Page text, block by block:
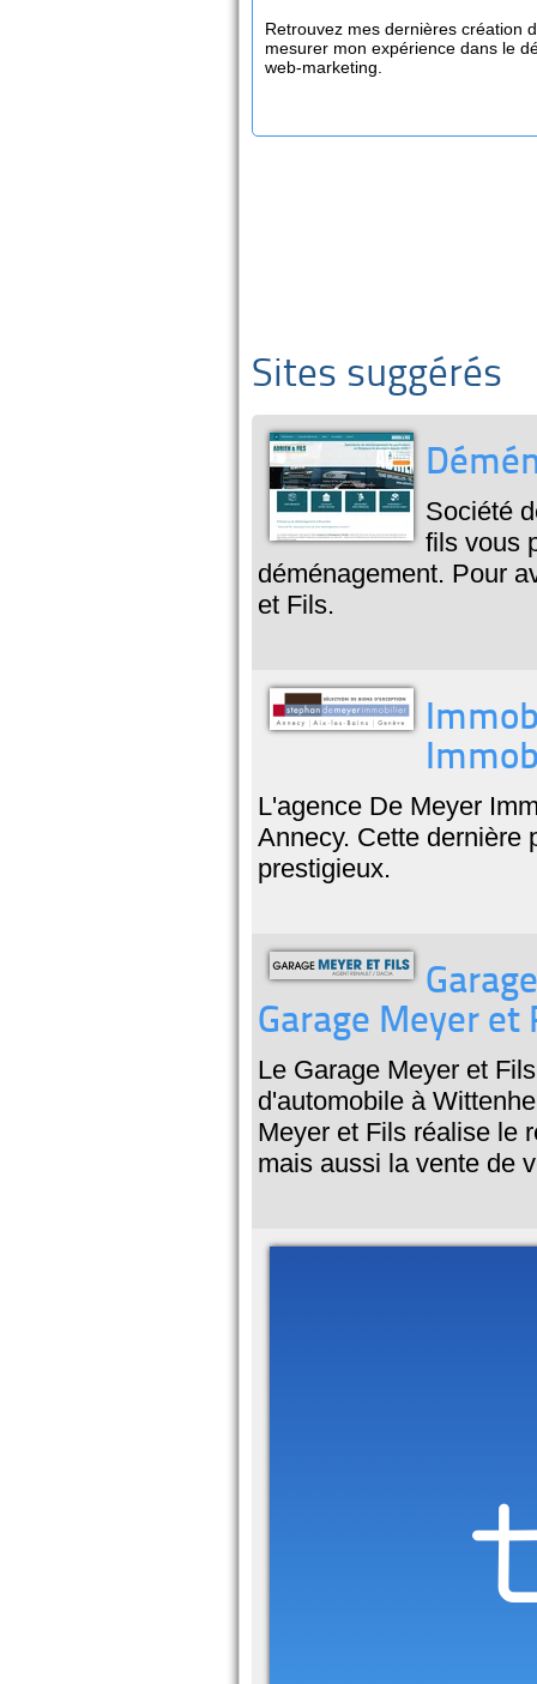
Retrouvez mes dernières création
mesurer mon expérience dans le
web-marketing.
Sites suggérés
Société
fils vous
déménagement. Pour
et Fils.
L'agence De Meyer
Annecy. Cette dernière
prestigieux.
Garage Meyer et
Le Garage Meyer et
d'automobile à
Meyer et Fils réalise le
mais aussi la vente de